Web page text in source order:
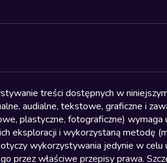
treści dostępnych w
audialne, tekstowe, graficzne i
plastyczne, fotograficzne)
eksploracji i wykorzystaną metodę
wykorzystywania jedynie w
właściwe przepisy prawa.